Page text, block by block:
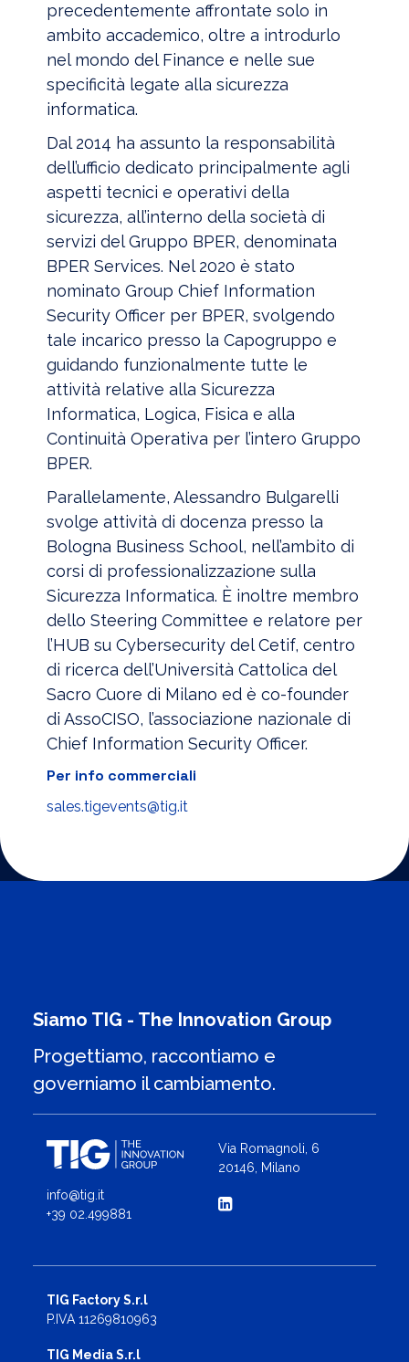
precedentemente affrontate solo in
ambito accademico, oltre a introdurlo
nel mondo del Finance e nelle sue
specificità legate alla sicurezza
informatica.
Dal 2014 ha assunto la responsabilità
dell’ufficio dedicato principalmente agli
aspetti tecnici e operativi della
sicurezza, all’interno della società di
servizi del Gruppo BPER, denominata
BPER Services. Nel 2020 è stato
nominato Group Chief Information
Security Officer per BPER, svolgendo
tale incarico presso la Capogruppo e
guidando funzionalmente tutte le
attività relative alla Sicurezza
Informatica, Logica, Fisica e alla
Continuità Operativa per l’intero Gruppo
BPER.
Parallelamente, Alessandro Bulgarelli
svolge attività di docenza presso la
Bologna Business School, nell’ambito di
corsi di professionalizzazione sulla
Sicurezza Informatica. È inoltre membro
dello Steering Committee e relatore per
l’HUB su Cybersecurity del Cetif, centro
di ricerca dell’Università Cattolica del
Sacro Cuore di Milano ed è co-founder
di AssoCISO, l’associazione nazionale di
Chief Information Security Officer.
Per info commerciali
sales.tigevents@tig.it
Siamo TIG - The Innovation Group
Progettiamo, raccontiamo e
governiamo il cambiamento.
info@tig.it
+39 02.499881
Via Romagnoli, 6
20146, Milano
TIG Factory S.r.l
P.IVA 11269810963
TIG Media S.r.l